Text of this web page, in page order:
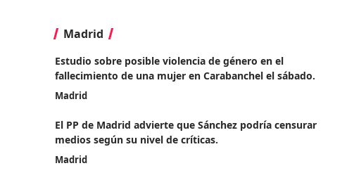
Madrid
Estudio sobre posible violencia de género en el
fallecimiento de una mujer en Carabanchel el sábado.
Madrid
El PP de Madrid advierte que Sánchez podría censurar
medios según su nivel de críticas.
Madrid